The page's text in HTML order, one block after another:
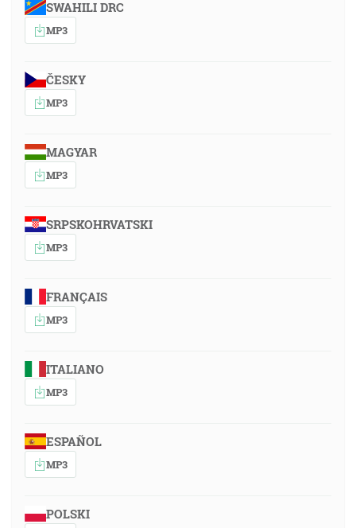
SWAHILI DRC
MP3
ČESKY
MP3
MAGYAR
MP3
SRPSKOHRVATSKI
MP3
FRANÇAIS
MP3
ITALIANO
MP3
ESPAÑOL
MP3
POLSKI